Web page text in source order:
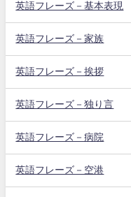
英語フレーズ－基本表現
英語フレーズ－家族
英語フレーズ－挨拶
英語フレーズ－独り言
英語フレーズ－病院
英語フレーズ－空港